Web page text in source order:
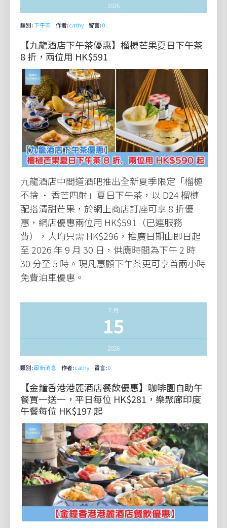
2026
類別:下午茶 作者:cathy 留言:0
【九龍酒店下午茶優惠】榴槤芒果夏日下午茶
8 折，兩位用 HK$591
九龍酒店中間道酒吧推出全新夏季限定「榴槤
不捨 • 香芒四射」夏日下午茶，以 D24 榴槤
配搭清甜芒果，於網上商店訂座可享 8 折優
惠，網店優惠兩位用 HK$591（已連服務
費），人均只需 HK$296，推廣日期由即日起
至 2026 年 9 月 30 日，供應時間為下午 2 時
30 分至 5 時。現凡惠顧下午茶更可享首兩小時
免費泊車優惠。
7 月
15
2026
類別:最新消息 作者:cathy 留言:0
【金鐘香港港麗酒店餐飲優惠】咖啡園自助午
餐買一送一，平日每位 HK$281，樂聚廊印度
午餐每位 HK$197 起